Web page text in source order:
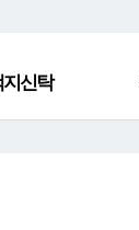
신탁